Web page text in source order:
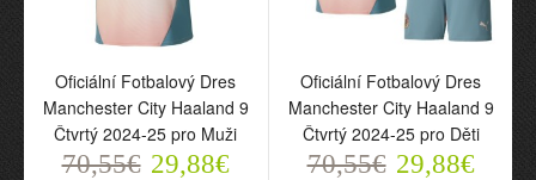
Oficiální Fotbalový Dres
Manchester City Haaland 9
Čtvrtý 2024-25 pro Muži
70,55€ 29,88€
Oficiální Fotbalový Dres
Manchester City Haaland 9
Čtvrtý 2024-25 pro Děti
70,55€ 29,88€